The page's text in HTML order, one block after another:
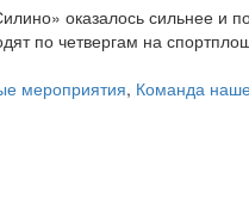
оказалось сильнее и
по четвергам на
мероприятия, Команда